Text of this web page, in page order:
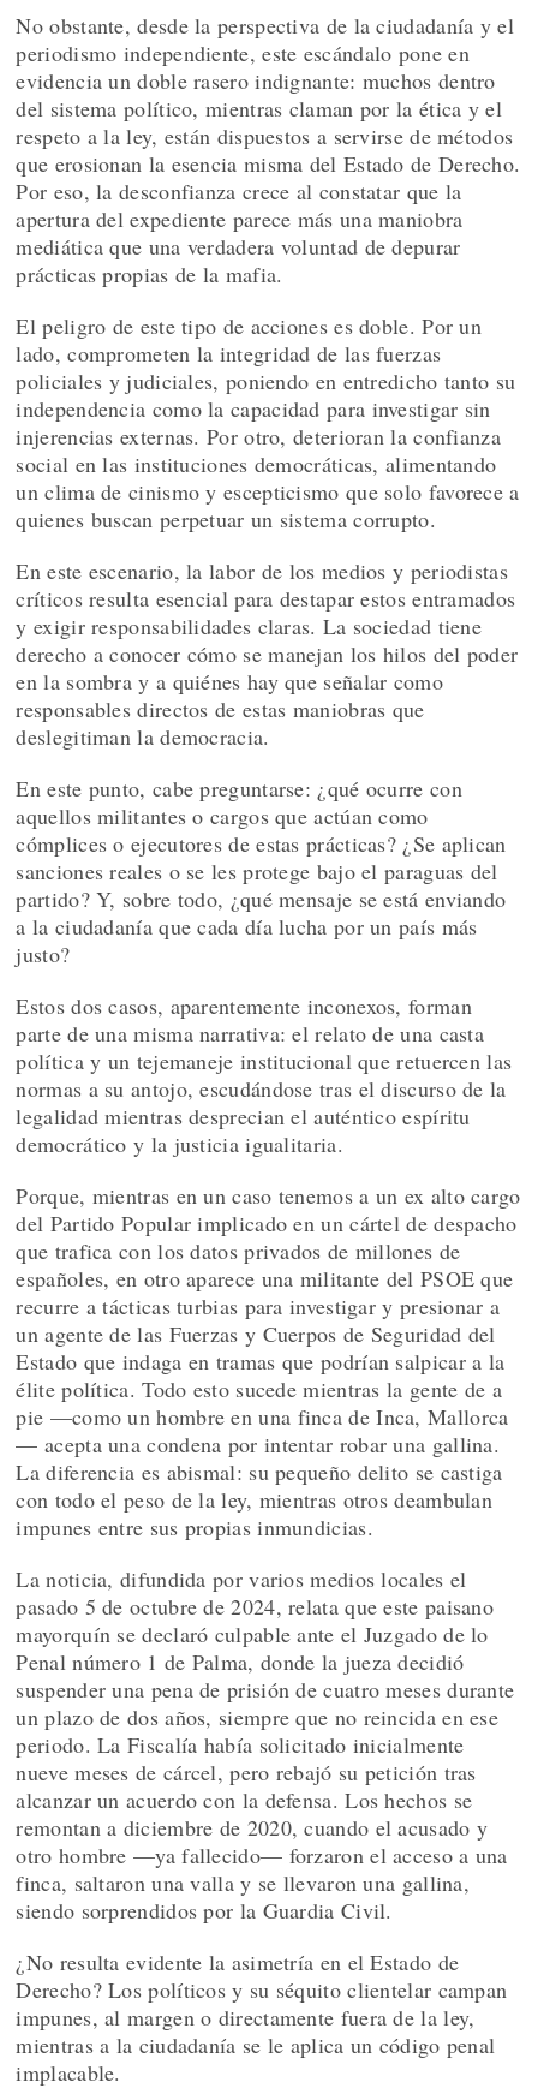
No obstante, desde la perspectiva de la ciudadanía y el
periodismo independiente, este escándalo pone en
evidencia un doble rasero indignante: muchos dentro
del sistema político, mientras claman por la ética y el
respeto a la ley, están dispuestos a servirse de métodos
que erosionan la esencia misma del Estado de Derecho.
Por eso, la desconfianza crece al constatar que la
apertura del expediente parece más una maniobra
mediática que una verdadera voluntad de depurar
prácticas propias de la mafia.
El peligro de este tipo de acciones es doble. Por un
lado, comprometen la integridad de las fuerzas
policiales y judiciales, poniendo en entredicho tanto su
independencia como la capacidad para investigar sin
injerencias externas. Por otro, deterioran la confianza
social en las instituciones democráticas, alimentando
un clima de cinismo y escepticismo que solo favorece a
quienes buscan perpetuar un sistema corrupto.
En este escenario, la labor de los medios y periodistas
críticos resulta esencial para destapar estos entramados
y exigir responsabilidades claras. La sociedad tiene
derecho a conocer cómo se manejan los hilos del poder
en la sombra y a quiénes hay que señalar como
responsables directos de estas maniobras que
deslegitiman la democracia.
En este punto, cabe preguntarse: ¿qué ocurre con
aquellos militantes o cargos que actúan como
cómplices o ejecutores de estas prácticas? ¿Se aplican
sanciones reales o se les protege bajo el paraguas del
partido? Y, sobre todo, ¿qué mensaje se está enviando
a la ciudadanía que cada día lucha por un país más
justo?
Estos dos casos, aparentemente inconexos, forman
parte de una misma narrativa: el relato de una casta
política y un tejemaneje institucional que retuercen las
normas a su antojo, escudándose tras el discurso de la
legalidad mientras desprecian el auténtico espíritu
democrático y la justicia igualitaria.
Porque, mientras en un caso tenemos a un ex alto cargo
del Partido Popular implicado en un cártel de despacho
que trafica con los datos privados de millones de
españoles, en otro aparece una militante del PSOE que
recurre a tácticas turbias para investigar y presionar a
un agente de las Fuerzas y Cuerpos de Seguridad del
Estado que indaga en tramas que podrían salpicar a la
élite política. Todo esto sucede mientras la gente de a
pie —como un hombre en una finca de Inca, Mallorca
— acepta una condena por intentar robar una gallina.
La diferencia es abismal: su pequeño delito se castiga
con todo el peso de la ley, mientras otros deambulan
impunes entre sus propias inmundicias.
La noticia, difundida por varios medios locales el
pasado 5 de octubre de 2024, relata que este paisano
mayorquín se declaró culpable ante el Juzgado de lo
Penal número 1 de Palma, donde la jueza decidió
suspender una pena de prisión de cuatro meses durante
un plazo de dos años, siempre que no reincida en ese
periodo. La Fiscalía había solicitado inicialmente
nueve meses de cárcel, pero rebajó su petición tras
alcanzar un acuerdo con la defensa. Los hechos se
remontan a diciembre de 2020, cuando el acusado y
otro hombre —ya fallecido— forzaron el acceso a una
finca, saltaron una valla y se llevaron una gallina,
siendo sorprendidos por la Guardia Civil.
¿No resulta evidente la asimetría en el Estado de
Derecho? Los políticos y su séquito clientelar campan
impunes, al margen o directamente fuera de la ley,
mientras a la ciudadanía se le aplica un código penal
implacable.